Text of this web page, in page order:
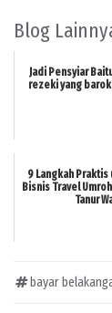
Blog
Jadi Pensyiar
rezeki yang
9 Langkah
Bisnis Travel
Tanur
bayar